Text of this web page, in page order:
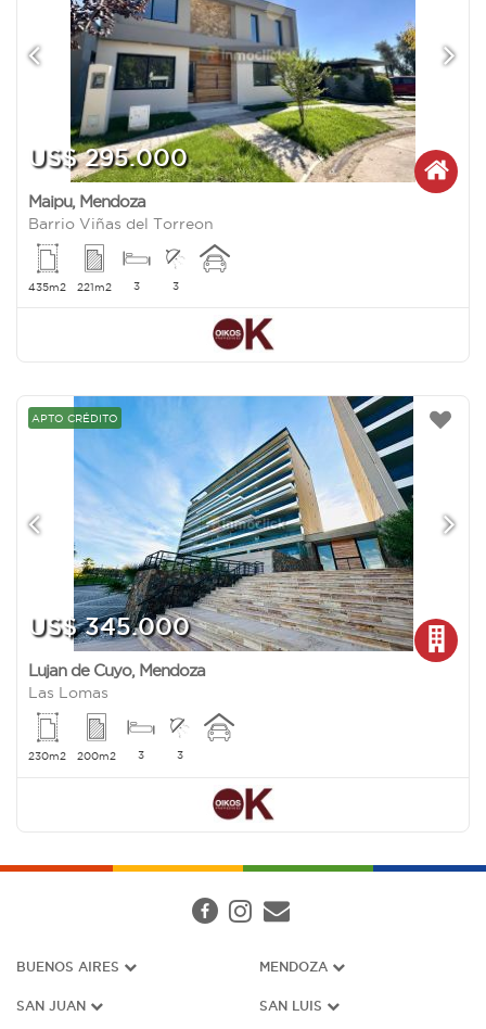
US$ 295.000
Maipu, Mendoza
Barrio Viñas del Torreon
435m2 221m2 3 3
APTO CRÉDITO
US$ 345.000
Lujan de Cuyo, Mendoza
Las Lomas
230m2 200m2 3 3
BUENOS AIRES MENDOZA
SAN JUAN SAN LUIS